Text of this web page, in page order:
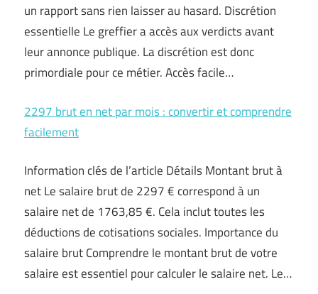
un rapport sans rien laisser au hasard. Discrétion
essentielle Le greffier a accès aux verdicts avant
leur annonce publique. La discrétion est donc
primordiale pour ce métier. Accès facile…
2297 brut en net par mois : convertir et comprendre
facilement
Information clés de l’article Détails Montant brut à
net Le salaire brut de 2297 € correspond à un
salaire net de 1763,85 €. Cela inclut toutes les
déductions de cotisations sociales. Importance du
salaire brut Comprendre le montant brut de votre
salaire est essentiel pour calculer le salaire net. Le…